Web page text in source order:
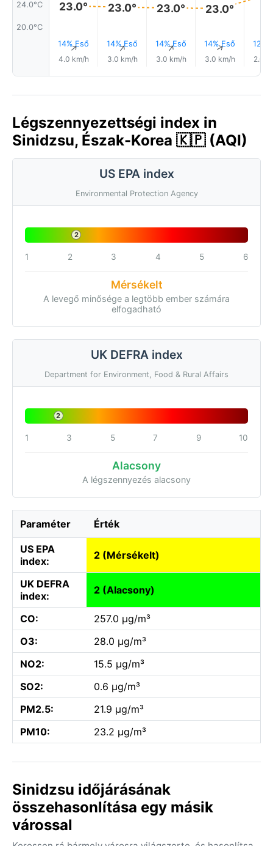
24.0°C
20.0°C
23.0°
14% Eső
↑
4.0 km/h
23.0°
14% Eső
↑
3.0 km/h
23.0°
14% Eső
↑
3.0 km/h
23.0°
14% Eső
↑
3.0 km/h
12%
2.0
Légszennyezettségi index in
Sinidzsu, Észak-Korea 🇰🇵 (AQI)
US EPA index
Environmental Protection Agency
2
1 2 3 4 5 6
Mérsékelt
A levegő minősége a legtöbb ember számára
elfogadható
UK DEFRA index
Department for Environment, Food & Rural Affairs
2
1 3 5 7 9 10
Alacsony
A légszennyezés alacsony
Paraméter Érték
US EPA
index:
2 (Mérsékelt)
UK DEFRA
index:
2 (Alacsony)
CO:
257.0 µg/m³
O3:
28.0 µg/m³
NO2:
15.5 µg/m³
SO2:
0.6 µg/m³
PM2.5:
21.9 µg/m³
PM10:
23.2 µg/m³
Sinidzsu időjárásának
összehasonlítása egy másik
várossal